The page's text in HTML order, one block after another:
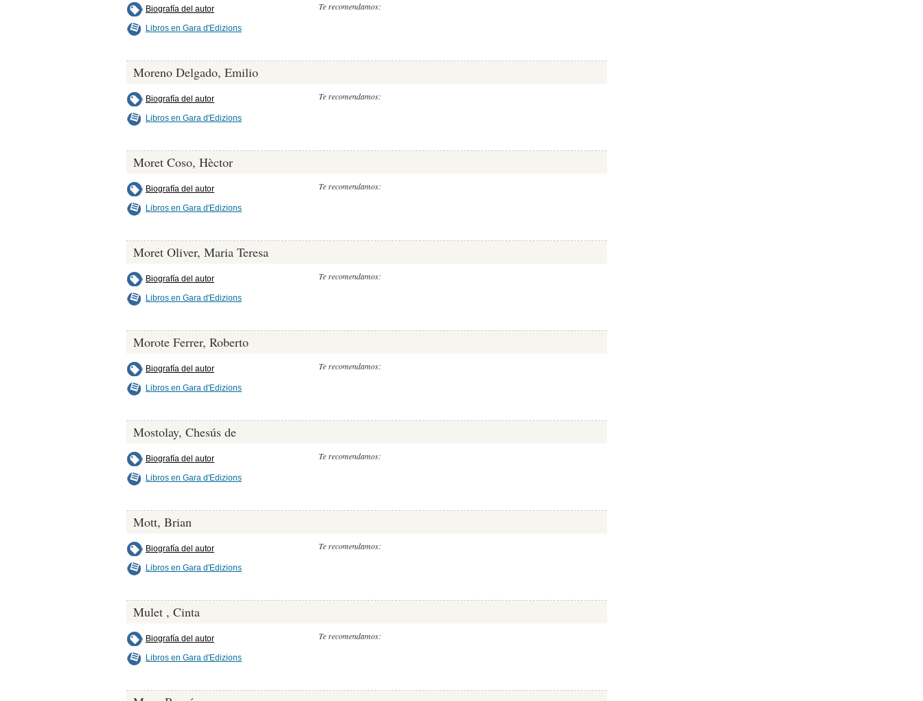
Biografía del autor
Libros en Gara d'Edizions
Te recomendamos:
Moreno Delgado, Emilio
Biografía del autor
Libros en Gara d'Edizions
Te recomendamos:
Moret Coso, Hèctor
Biografía del autor
Libros en Gara d'Edizions
Te recomendamos:
Moret Oliver, Maria Teresa
Biografía del autor
Libros en Gara d'Edizions
Te recomendamos:
Morote Ferrer, Roberto
Biografía del autor
Libros en Gara d'Edizions
Te recomendamos:
Mostolay, Chesús de
Biografía del autor
Libros en Gara d'Edizions
Te recomendamos:
Mott, Brian
Biografía del autor
Libros en Gara d'Edizions
Te recomendamos:
Mulet , Cinta
Biografía del autor
Libros en Gara d'Edizions
Te recomendamos: